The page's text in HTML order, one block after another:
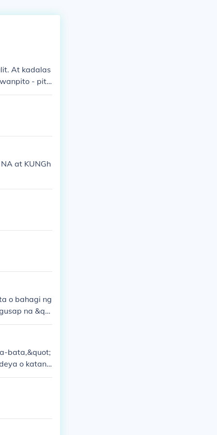
At kadalas
- pito
mismong in
at KUNGh
o bahagi ng
na &qu
inuulit upa
bata,&quot;
o katang